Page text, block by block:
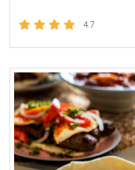
ยั่งยืน
4.7